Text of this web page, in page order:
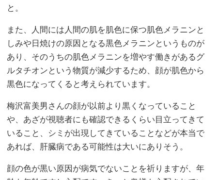
と。
また、人間には人間の肌を肌色に保つ肌色メラニンと
しみや日焼けの原因となる黒色メラニンというものが
あり、そのうちの肌色メラニンを増やす働きがあるグ
ルタチオンという物質が減少するため、顔が肌色から
黒色になってくると考えられています。
梅沢富美男さんの顔が以前より黒くなっていること
や、あざが視聴者にも確認できるくらい目立ってきて
いること、シミが出現してきていることなどが本当で
あれば、肝臓病である可能性は大いにありそう。
顔の色が黒い原因が病気でないことを祈りますが、年